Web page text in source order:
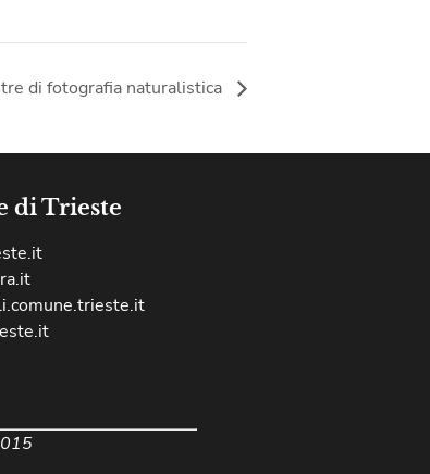
di fotografia naturalistica
di Trieste